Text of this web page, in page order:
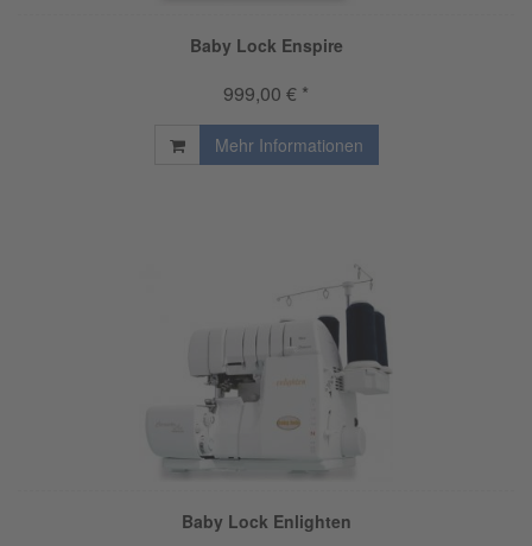
Baby Lock Enspire
999,00 € *
Mehr Informationen
Baby Lock Enlighten